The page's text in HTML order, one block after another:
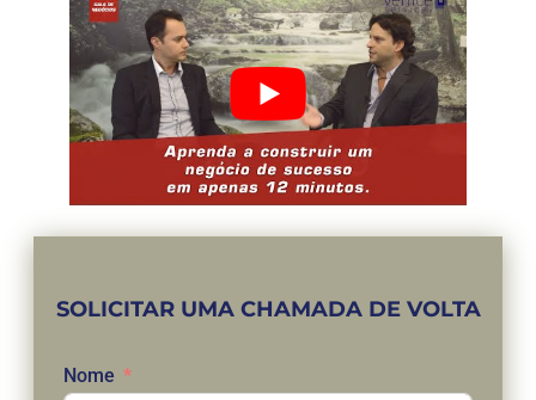
SOLICITAR UMA CHAMADA DE VOLTA
Nome